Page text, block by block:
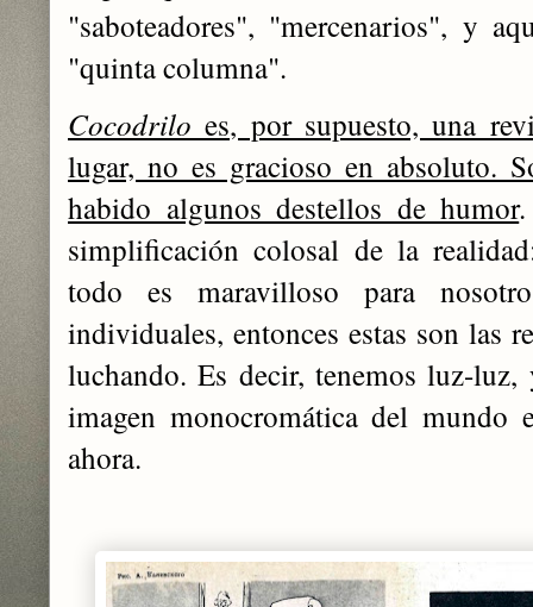
"saboteadores", "mercenarios", y
"quinta columna".
Cocodrilo es, por supuesto, una
lugar, no es gracioso en absoluto.
habido algunos destellos de humor
simplificación colosal de la
todo es maravilloso para
individuales, entonces estas son las
luchando. Es decir, tenemos luz-
imagen monocromática del mundo
ahora.